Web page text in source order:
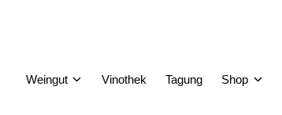
Weingut Vinothek Tagung Shop